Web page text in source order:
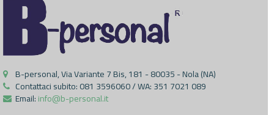
B-personal, Via Variante 7 Bis, 181 - 80035 - Nola (NA)
Contattaci subito:081 3596060 / WA: 351 7021 089
Email:info@b-personal.it